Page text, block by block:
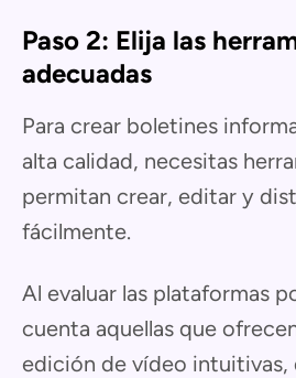
Paso 2: Elija las
adecuadas
Para crear boletines
alta calidad, necesitas
permitan crear, editar y
fácilmente.
Al evaluar las plataformas
cuenta aquellas que
edición de vídeo intuitivas,